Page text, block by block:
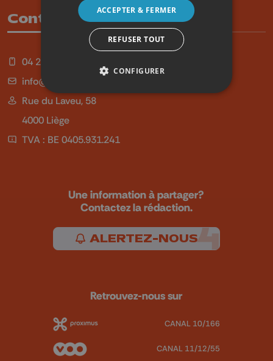
Contact
04 254 99 99
info@qu4tre.be
Rue du Laveu, 58
4000 Liège
TVA : BE 0405.931.241
Une information à partager?
Contactez la rédaction.
ALERTEZ-NOUS
Retrouvez-nous sur
CANAL 10/166
CANAL 11/12/55
ACCEPTER & FERMER
REFUSER TOUT
CONFIGURER